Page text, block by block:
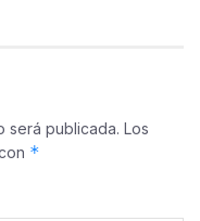
será publicada. Los
*